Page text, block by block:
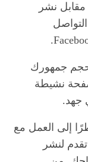
نشر
حجم جمهورك
نشيطة
جهد.
إلى العمل مع
لنشر